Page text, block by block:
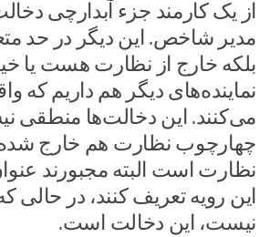
از یک کارمند جزء آبدارچی
مدیر شاخص. این دیگر در حد
بلکه خارج از نظارت هست یا
نماینده‌های دیگر هم داریم که
می‌کنند. این دخالت‌ها منطقی
چهارچوب نظارت هم خارج شده،
نظارت است البته مجبورند
این رویه تعریف کنند، در حالی
نیست، این دخالت است.